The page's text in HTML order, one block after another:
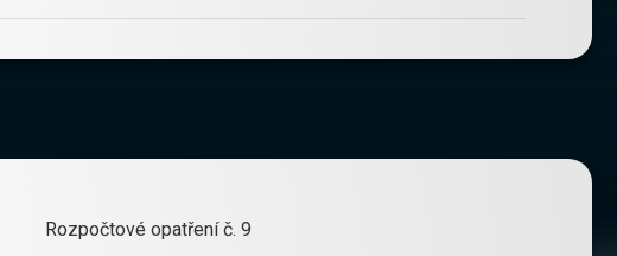
Rozpočtové opatření č. 9